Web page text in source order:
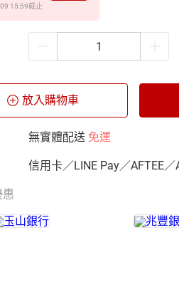
15:59截止
放入購物車
無實體配送 免運
信用卡／LINE Pay／AFTEE／
惠